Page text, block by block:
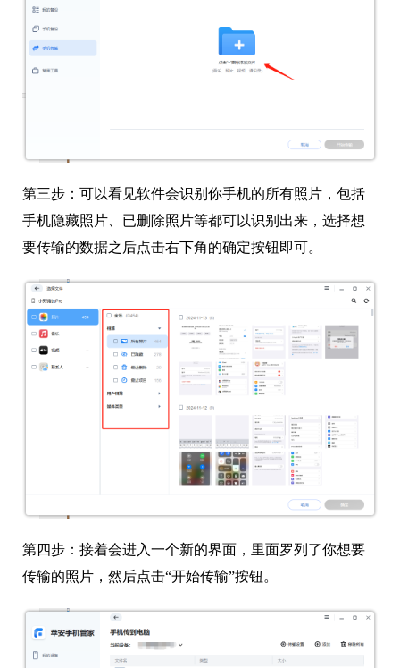
第三步： 可以看见软件会识别你手机的所有照片，包括
手机隐藏照片、已删除照片等都可以识别出来，选择想
要传输的数据之后点击右下角的确定按钮即可。
第四步： 接着会进入一个新的界面，里面罗列了你想要
传输的照片，然后点击“开始传输”按钮。